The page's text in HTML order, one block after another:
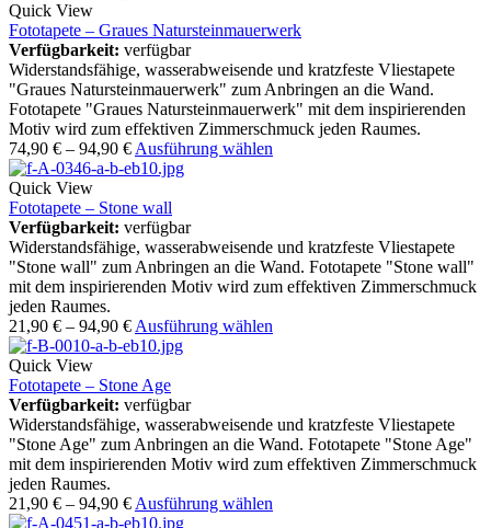
Quick View
Fototapete – Graues Natursteinmauerwerk
Verfügbarkeit: verfügbar
Widerstandsfähige, wasserabweisende und kratzfeste Vliestapete
"Graues Natursteinmauerwerk" zum Anbringen an die Wand.
Fototapete "Graues Natursteinmauerwerk" mit dem inspirierenden
Motiv wird zum effektiven Zimmerschmuck jeden Raumes.
74,90 € – 94,90 € Ausführung wählen
Quick View
Fototapete – Stone wall
Verfügbarkeit: verfügbar
Widerstandsfähige, wasserabweisende und kratzfeste Vliestapete
"Stone wall" zum Anbringen an die Wand. Fototapete "Stone wall"
mit dem inspirierenden Motiv wird zum effektiven Zimmerschmuck
jeden Raumes.
21,90 € – 94,90 € Ausführung wählen
Quick View
Fototapete – Stone Age
Verfügbarkeit: verfügbar
Widerstandsfähige, wasserabweisende und kratzfeste Vliestapete
"Stone Age" zum Anbringen an die Wand. Fototapete "Stone Age"
mit dem inspirierenden Motiv wird zum effektiven Zimmerschmuck
jeden Raumes.
21,90 € – 94,90 € Ausführung wählen